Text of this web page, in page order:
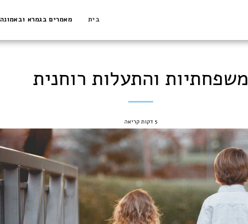
בית מאמרים בגמרא ובאמונה
משפחתיות והתעלות רוחנית
5 דקות קריאה